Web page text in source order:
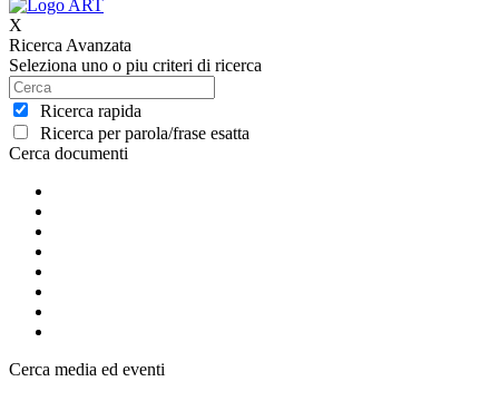
X
Ricerca Avanzata
Seleziona uno o piu criteri di ricerca
Ricerca rapida
Ricerca per parola/frase esatta
Cerca documenti
Cerca media ed eventi